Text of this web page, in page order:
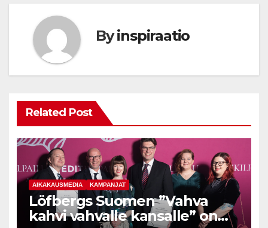
Byinspiraatio
Related Post
AIKAKAUSMEDIA KAMPANJAT
Löfbergs Suomen ”Vahva
kahvi vahvalle kansalle” on